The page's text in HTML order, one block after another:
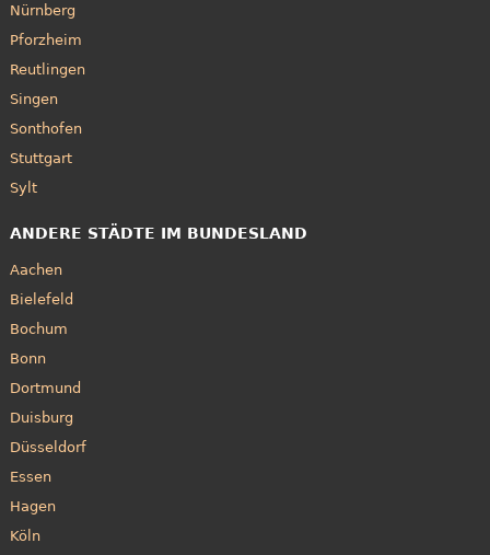
Nürnberg
Pforzheim
Reutlingen
Singen
Sonthofen
Stuttgart
Sylt
ANDERE STÄDTE IM BUNDESLAND
Aachen
Bielefeld
Bochum
Bonn
Dortmund
Duisburg
Düsseldorf
Essen
Hagen
Köln